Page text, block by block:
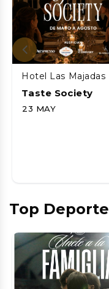
Hotel Las Majadas
Taste Society
23 MAY
Top Deporte